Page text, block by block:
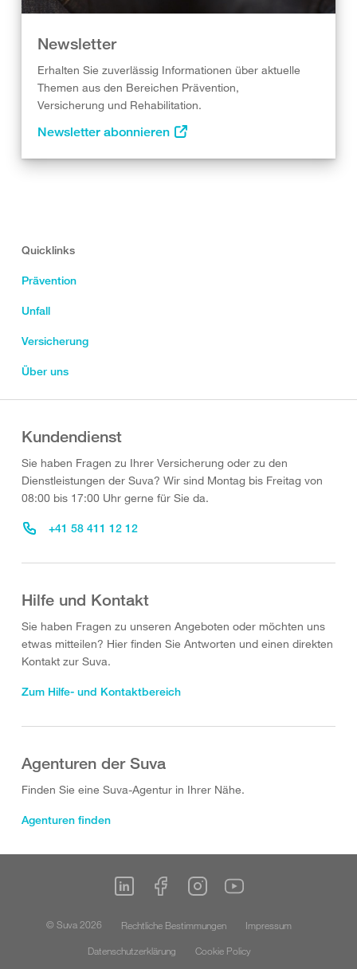
Newsletter
Erhalten Sie zuverlässig Informationen über aktuelle
Themen aus den Bereichen Prävention,
Versicherung und Rehabilitation.
Newsletter abonnieren
Quicklinks
Prävention
Unfall
Versicherung
Über uns
Kundendienst
Sie haben Fragen zu Ihrer Versicherung oder zu den
Dienstleistungen der Suva? Wir sind Montag bis Freitag von
08:00 bis 17:00 Uhr gerne für Sie da.
+41 58 411 12 12
Hilfe und Kontakt
Sie haben Fragen zu unseren Angeboten oder möchten uns
etwas mitteilen? Hier finden Sie Antworten und einen direkten
Kontakt zur Suva.
Zum Hilfe- und Kontaktbereich
Agenturen der Suva
Finden Sie eine Suva-Agentur in Ihrer Nähe.
Agenturen finden
© Suva 2026 Rechtliche Bestimmungen
Impressum
Datenschutzerklärung
Cookie Policy